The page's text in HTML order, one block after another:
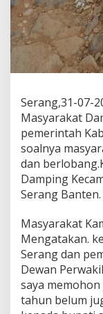
Serang,31-07-
Masyarakat
pemerintah
soalnya
dan
Damping
Serang
Masyarakat
Mengatakan.
Serang dan
Dewan
saya
tahun belum